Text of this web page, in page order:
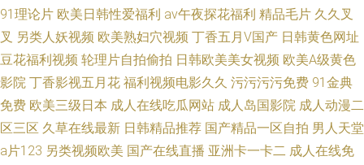
91理论片 欧美日韩性爱福利 av午夜探花福利 精品毛片 久久叉
叉 另类人妖视频 欧美熟妇穴视频 丁香五月V国产 日韩黄色网址
豆花福利视频 轮理片自拍偷拍 日韩欧美美女视频 欧美A级黄色
影院 丁香影视五月花 福利视频电影久久 污污污污免费 91金典
免费 欧美三级日本 成人在线吃瓜网站 成人岛国影院 成人动漫二
区三区 久草在线最新 日韩精品推荐 国产精品一区自拍 男人天堂
a片123 另类视频欧美 国产在线直播 亚洲卡一卡二 成人在线免